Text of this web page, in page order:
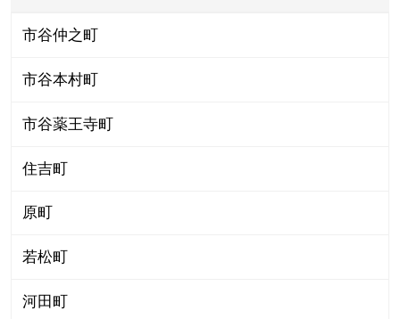
市谷仲之町
市谷本村町
市谷薬王寺町
住吉町
原町
若松町
河田町